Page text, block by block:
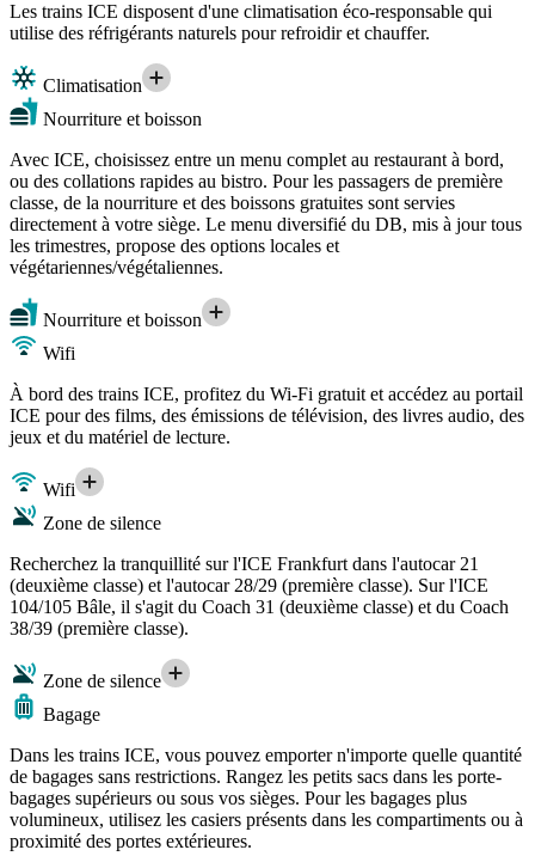
Les trains ICE disposent d'une climatisation éco-responsable qui
utilise des réfrigérants naturels pour refroidir et chauffer.
Climatisation
Nourriture et boisson
Avec ICE, choisissez entre un menu complet au restaurant à bord,
ou des collations rapides au bistro. Pour les passagers de première
classe, de la nourriture et des boissons gratuites sont servies
directement à votre siège. Le menu diversifié du DB, mis à jour tous
les trimestres, propose des options locales et
végétariennes/végétaliennes.
Nourriture et boisson
Wifi
À bord des trains ICE, profitez du Wi-Fi gratuit et accédez au portail
ICE pour des films, des émissions de télévision, des livres audio, des
jeux et du matériel de lecture.
Wifi
Zone de silence
Recherchez la tranquillité sur l'ICE Frankfurt dans l'autocar 21
(deuxième classe) et l'autocar 28/29 (première classe). Sur l'ICE
104/105 Bâle, il s'agit du Coach 31 (deuxième classe) et du Coach
38/39 (première classe).
Zone de silence
Bagage
Dans les trains ICE, vous pouvez emporter n'importe quelle quantité
de bagages sans restrictions. Rangez les petits sacs dans les porte-
bagages supérieurs ou sous vos sièges. Pour les bagages plus
volumineux, utilisez les casiers présents dans les compartiments ou à
proximité des portes extérieures.